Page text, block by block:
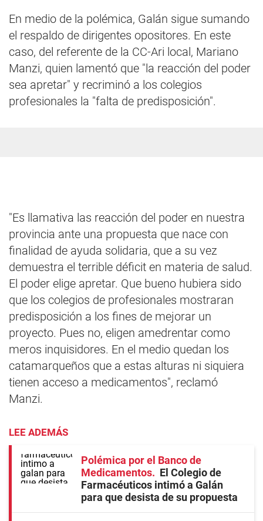
En medio de la polémica, Galán sigue sumando
el respaldo de dirigentes opositores. En este
caso, del referente de la CC-Ari local, Mariano
Manzi, quien lamentó que "la reacción del poder
sea apretar" y recriminó a los colegios
profesionales la "falta de predisposición".
"Es llamativa las reacción del poder en nuestra
provincia ante una propuesta que nace con
finalidad de ayuda solidaria, que a su vez
demuestra el terrible déficit en materia de salud.
El poder elige apretar. Que bueno hubiera sido
que los colegios de profesionales mostraran
predisposición a los fines de mejorar un
proyecto. Pues no, eligen amedrentar como
meros inquisidores. En el medio quedan los
catamarqueños que a estas alturas ni siquiera
tienen acceso a medicamentos", reclamó
Manzi.
LEE ADEMÁS
Polémica por el Banco de
Medicamentos
El Colegio de
Farmacéuticos intimó a Galán
para que desista de su propuesta